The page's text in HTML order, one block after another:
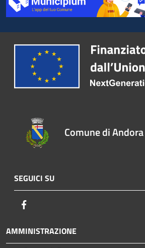
Comune di Andora
SEGUICI SU
AMMINISTRAZIONE